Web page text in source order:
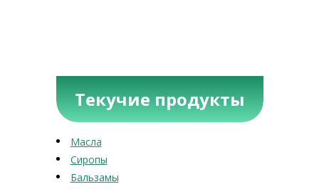
Текучие продукты
Масла
Сиропы
Бальзамы